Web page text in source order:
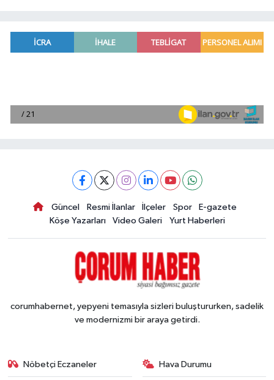
Güncel Resmi İlanlar İlçeler Spor
E-gazete
Köşe Yazarları
Video Galeri Yurt Haberleri
corumhabernet, yepyeni temasıyla sizleri buluştururken, sadelik
ve modernizmi bir araya getirdi.
Nöbetçi Eczaneler Hava Durumu